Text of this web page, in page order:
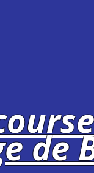
de